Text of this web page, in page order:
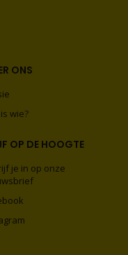
ONS
wie?
OP DE HOOGTE
je in op onze